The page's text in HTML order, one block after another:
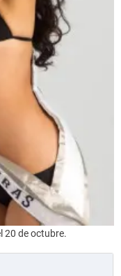
20 de octubre.